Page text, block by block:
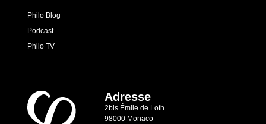
Philo Blog
Podcast
Philo TV
Adresse
2bis Émile de Loth
98000 Monaco